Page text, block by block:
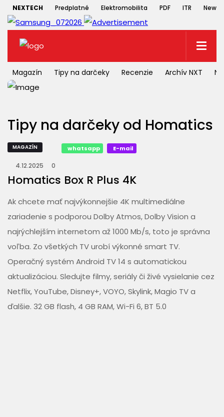
NEXTECH Predplatné Elektromobilita PDF ITR
Magazín Tipy na darčeky Recenzie Archív NXT
Tipy na darčeky od Homatics
MAGAZÍN whatsapp E-mail
4.12.2025 0
Homatics Box R Plus 4K
Ak chcete mať najvýkonnejšie 4K multimediálne
zariadenie s podporou Dolby Atmos, Dolby Vision a
najrýchlejším internetom až 1000 Mb/s, toto je správna
voľba. Zo všetkých TV urobí výkonné smart TV.
Operačný systém Android TV 14 s automatickou
aktualizáciou. Sledujte filmy, seriály či živé vysielanie cez
Netflix, YouTube, Disney+, VOYO, Skylink, Magio TV a
ďalšie. 32 GB flash, 4 GB RAM, Wi-Fi 6, BT 5.0